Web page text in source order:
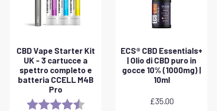
CBD Vape Starter Kit
UK - 3 cartucce a
spettro completo e
batteria CCELL M4B
Pro
Rating: 4.8 out of 5 stars
ECS® CBD Essentials+
| Olio di CBD puro in
gocce 10% (1000mg) |
10ml
£35.00